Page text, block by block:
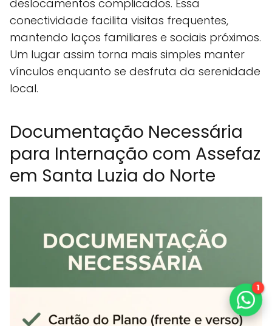
deslocamentos complicados. Essa
conectividade facilita visitas frequentes,
mantendo laços familiares e sociais próximos.
Um lugar assim torna mais simples manter
vínculos enquanto se desfruta da serenidade
local.
Documentação Necessária
para Internação com Assefaz
em Santa Luzia do Norte
1